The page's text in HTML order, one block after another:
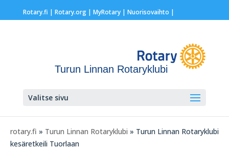
Rotary.fi | Rotary.org| MyRotary | Nuorisovaihto |
Turun Linnan Rotaryklubi
Valitse sivu
rotary.fi » Turun Linnan Rotaryklubi » Turun Linnan Rotaryklubi
kesäretkeili Tuorlaan